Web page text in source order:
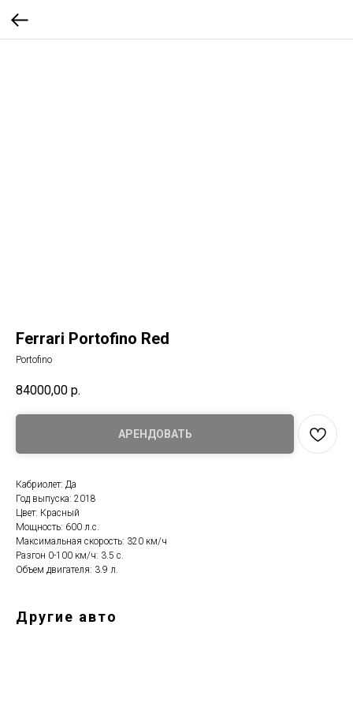
Ferrari Portofino Red
Portofino
84000,00 р.
АРЕНДОВАТЬ
Кабриолет: Да
Год выпуска: 2018
Цвет: Красный
Мощность: 600 л.с.
Максимальная скорость: 320 км/ч
Разгон 0-100 км/ч: 3.5 с.
Объем двигателя: 3.9 л.
Другие авто